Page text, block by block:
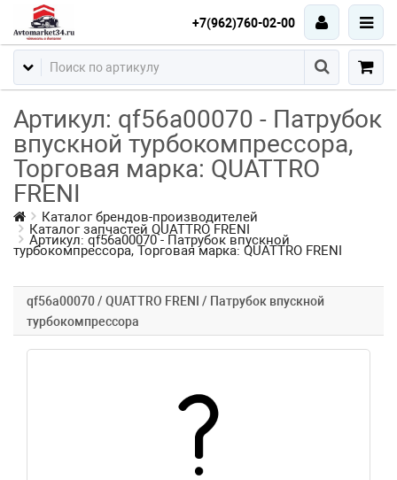
+7(962)760-02-00
Артикул: qf56a00070 - Патрубок
впускной турбокомпрессора,
Торговая марка: QUATTRO
FRENI
Каталог брендов-производителей
Каталог запчастей QUATTRO FRENI
Артикул: qf56a00070 - Патрубок впускной
турбокомпрессора, Торговая марка: QUATTRO FRENI
qf56a00070 / QUATTRO FRENI / Патрубок впускной
турбокомпрессора